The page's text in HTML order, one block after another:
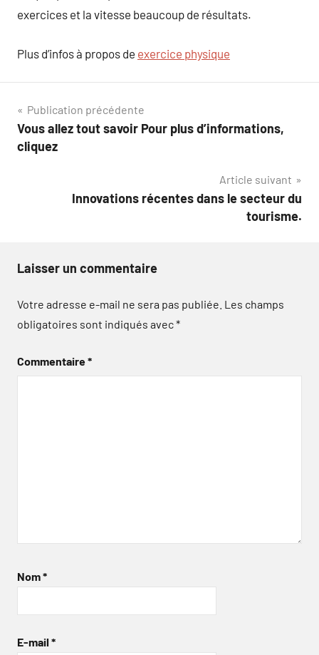
exercices et la vitesse beaucoup de résultats.
Plus d’infos à propos de exercice physique
Navigation
de
Publication précédente
Vous allez tout savoir Pour plus d’informations,
cliquez
Article suivant
Innovations récentes dans le secteur du
tourisme.
Laisser un commentaire
Votre adresse e-mail ne sera pas publiée. Les champs
obligatoires sont indiqués avec*
Commentaire*
Nom*
E-mail *